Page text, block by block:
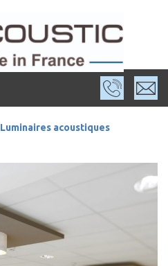
Luminaires acoustiques